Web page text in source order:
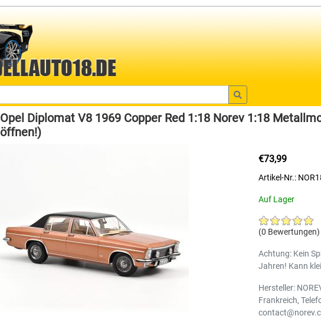
Opel Diplomat V8 1969 Copper Red 1:18 Norev 1:18
öffnen!)
€73,99
Artikel-Nr.:
Auf Lager
(0 Bewertungen)
Achtung: Kein
Jahren! Kann
Hersteller:
Frankreich,